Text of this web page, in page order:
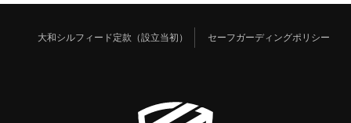
大和シルフィード定款（設立当初） セーフガーディングポリシー